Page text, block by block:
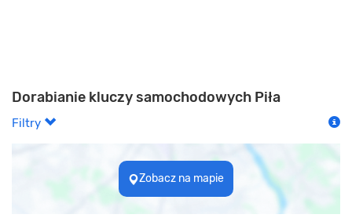
Dorabianie kluczy samochodowych Piła
Filtry
Zobacz na mapie